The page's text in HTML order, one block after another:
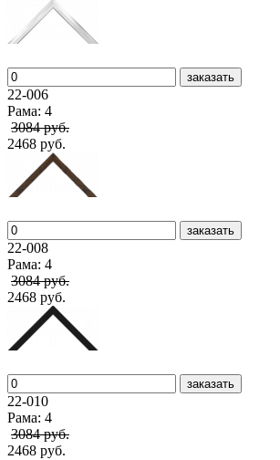
заказать
22-006
Рама: 4
3084 руб.
2468 руб.
заказать
22-008
Рама: 4
3084 руб.
2468 руб.
заказать
22-010
Рама: 4
3084 руб.
2468 руб.